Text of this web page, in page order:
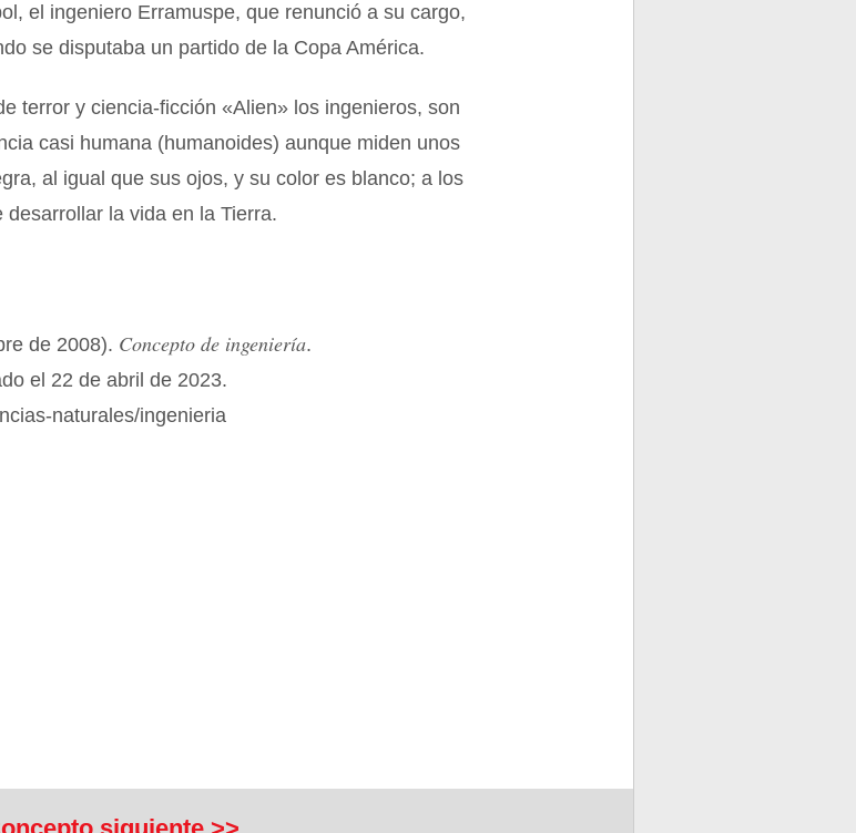
el ingeniero Erramuspe, que renunció a su cargo,
se disputaba un partido de la Copa América.
terror y ciencia-ficción «Alien» los ingenieros, son
casi humana (humanoides) aunque miden unos
al igual que sus ojos, y su color es blanco; a los
la vida en la Tierra.
de 2008). Concepto de ingeniería.
el 22 de abril de 2023.
naturales/ingenieria